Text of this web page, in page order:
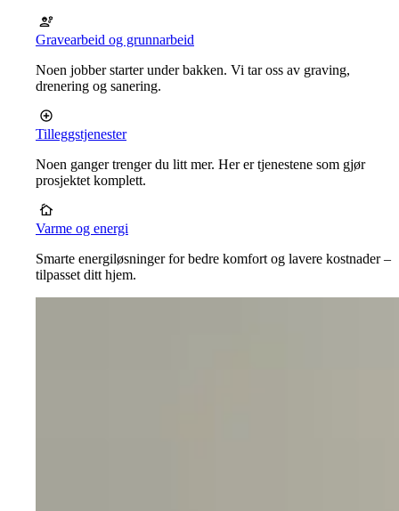
Gravearbeid og grunnarbeid
Noen jobber starter under bakken. Vi tar oss av graving,
drenering og sanering.
Tilleggstjenester
Noen ganger trenger du litt mer. Her er tjenestene som gjør
prosjektet komplett.
Varme og energi
Smarte energiløsninger for bedre komfort og lavere kostnader –
tilpasset ditt hjem.